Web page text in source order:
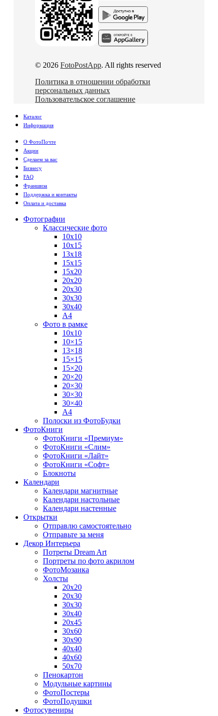
© 2026 FotoPostApp. All rights reserved
Политика в отношении обработки
персональных данных
Пользовательское соглашение
Каталог
Информация
О ФотоПочте
Акции
Сделаем за вас
Бизнесу
FAQ
Франшиза
Поддержка и контакты
Оплата и доставка
Фотографии
Классические фото
10х10
10х15
13х18
15х15
15х20
20х20
20х30
30х30
30х40
А4
Фото в рамке
10х10
10×15
13×18
15×15
15×20
20×20
20×30
30×30
30×40
A4
Полоски из ФотоБудки
ФотоКниги
ФотоКниги «Премиум»
ФотоКниги «Слим»
ФотоКниги «Лайт»
ФотоКниги «Софт»
Блокноты
Календари
Календари магнитные
Календари настольные
Календари настенные
Открытки
Отправлю самостоятельно
Отправьте за меня
Декор Интерьера
Потреты Dream Art
Портреты по фото акрилом
ФотоМозаика
Холсты
20х20
20х30
30х30
30х40
20х45
30х60
30х90
40х40
40х60
50х70
Пенокартон
Модульные картины
ФотоПостеры
ФотоПодушки
Фотоcувениры